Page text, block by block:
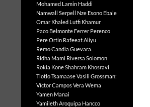
Mohamed Lamin Haddi
Namwall Serpell Nze Esono Ebale
Omar Khaled Lutfi Khamur
Paco Belmonte Ferrer Perenco
Pere Ortin Rafeeat Aliyu
Remo Candia Guevara.
Ridha Mami Riversa Solomon
Rokia KoneShahram Khosravi
Tlotlo TsamaaseVasili Grossman:
Víctor Campos Vera Wema
Yamen Manai
Yamileth Aroquipa Hancco